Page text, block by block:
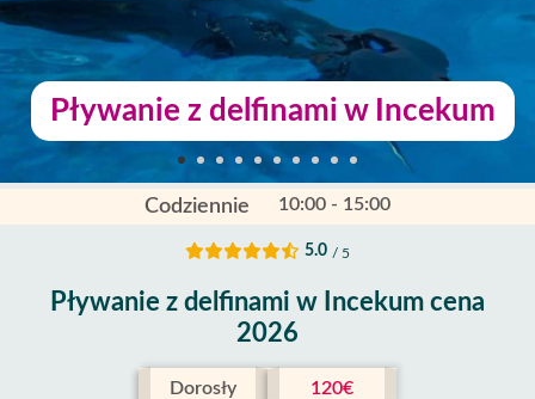
Pływanie z delfinami w Incekum
Codziennie 10:00 - 15:00
5.0 / 5
Pływanie z delfinami w Incekum cena
2026
Dorosły 120€